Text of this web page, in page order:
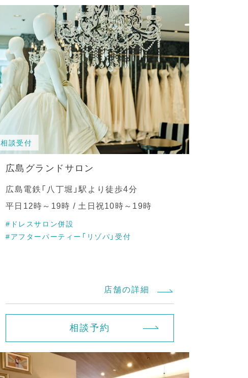
相談受付
広島グランドサロン
広島電鉄「八丁堀」駅より徒歩4分
平日12時～19時 / 土日祝10時～19時
#ドレスサロン併設
#アフターパーティー「リゾパ」受付
店舗の詳細
相談予約